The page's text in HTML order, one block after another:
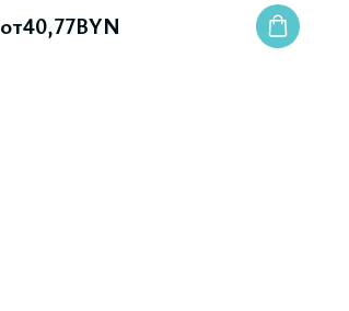
от40,77BYN